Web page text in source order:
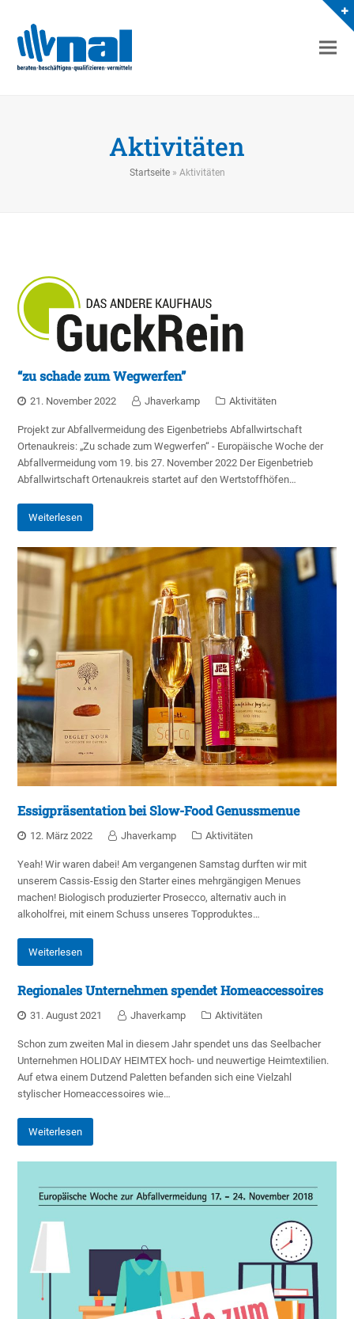
Aktivitäten
Startseite» Aktivitäten
“zu schade zum Wegwerfen”
21. November 2022 Jhaverkamp Aktivitäten
Projekt zur Abfallvermeidung des Eigenbetriebs Abfallwirtschaft
Ortenaukreis: „Zu schade zum Wegwerfen“ - Europäische Woche der
Abfallvermeidung vom 19. bis 27. November 2022 Der Eigenbetrieb
Abfallwirtschaft Ortenaukreis startet auf den Wertstoffhöfen…
Weiterlesen
Essigpräsentation bei Slow-Food Genussmenue
12. März 2022 Jhaverkamp Aktivitäten
Yeah! Wir waren dabei! Am vergangenen Samstag durften wir mit
unserem Cassis-Essig den Starter eines mehrgängigen Menues
machen! Biologisch produzierter Prosecco, alternativ auch in
alkoholfrei, mit einem Schuss unseres Topproduktes…
Weiterlesen
Regionales Unternehmen spendet Homeaccessoires
31. August 2021 Jhaverkamp Aktivitäten
Schon zum zweiten Mal in diesem Jahr spendet uns das Seelbacher
Unternehmen HOLIDAY HEIMTEX hoch- und neuwertige Heimtextilien.
Auf etwa einem Dutzend Paletten befanden sich eine Vielzahl
stylischer Homeaccessoires wie…
Weiterlesen